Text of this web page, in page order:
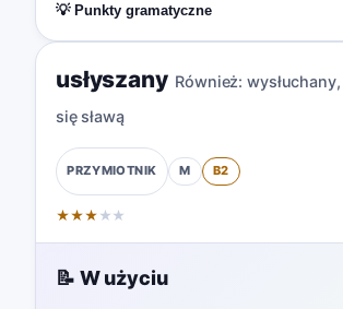
💡 Punkty gramatyczne
usłyszany Również: wysłuchany,
się sławą
PRZYMIOTNIK M B2
★★★ ★ ★
📝 W użyciu